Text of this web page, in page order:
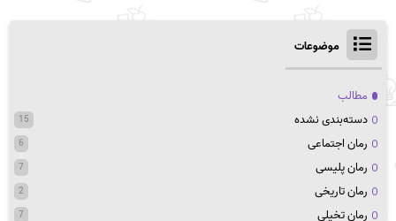
موضوعات
مطالب
دسته‌بندی نشده
15
رمان اجتماعی 6
رمان پلیسی 7
رمان تاریخی 2
رمان تخیلی 7